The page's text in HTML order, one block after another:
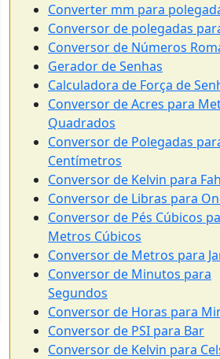
Converter mm para
Conversor de polegadas
Conversor de Números
Gerador de Senhas
Calculadora de Força de
Conversor de Acres para
Quadrados
Conversor de Polegadas
Centímetros
Conversor de Kelvin para
Conversor de Libras para
Conversor de Pés Cúbicos
Metros Cúbicos
Conversor de Metros para
Conversor de Minutos para
Segundos
Conversor de Horas para
Conversor de PSI para Bar
Conversor de Kelvin para